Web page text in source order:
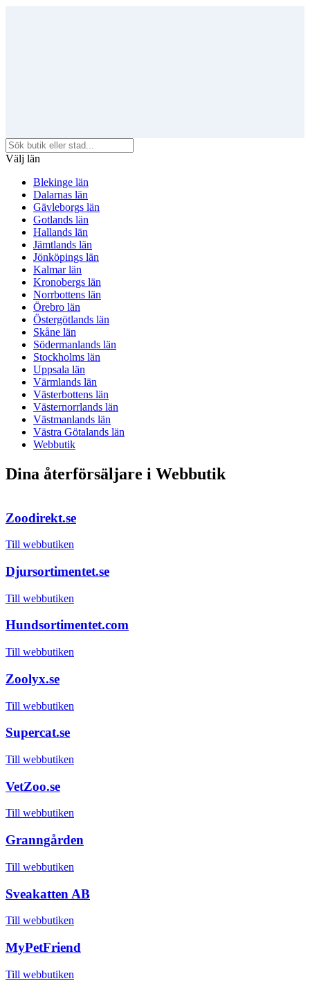
Välj län
Blekinge län
Dalarnas län
Gävleborgs län
Gotlands län
Hallands län
Jämtlands län
Jönköpings län
Kalmar län
Kronobergs län
Norrbottens län
Örebro län
Östergötlands län
Skåne län
Södermanlands län
Stockholms län
Uppsala län
Värmlands län
Västerbottens län
Västernorrlands län
Västmanlands län
Västra Götalands län
Webbutik
Dina återförsäljare i Webbutik
Zoodirekt.se
Till webbutiken
Djursortimentet.se
Till webbutiken
Hundsortimentet.com
Till webbutiken
Zoolyx.se
Till webbutiken
Supercat.se
Till webbutiken
VetZoo.se
Till webbutiken
Granngården
Till webbutiken
Sveakatten AB
Till webbutiken
MyPetFriend
Till webbutiken